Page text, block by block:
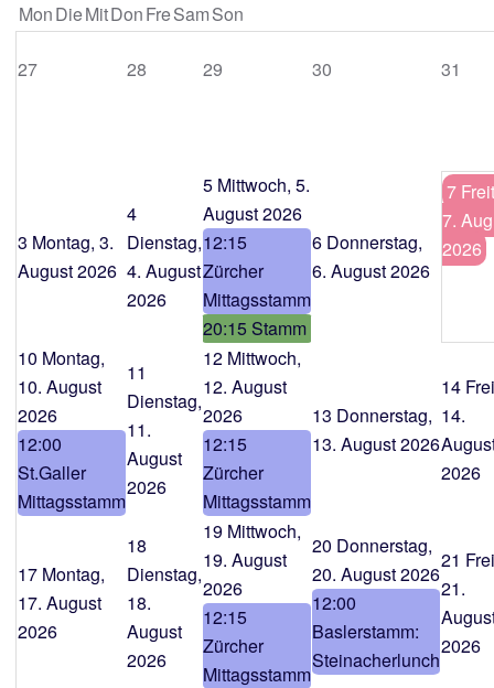
MonDieMitDonFreSamSon
27 28 29 30 31
3 Montag, 3.
August 2026
4
Dienstag,
4. August
2026
5 Mittwoch, 5.
August 2026
12:15
Zürcher
Mittagsstamm
20:15 Stamm
6 Donnerstag,
6. August 2026
7
7.
2026
10 Montag,
10. August
2026
12:00
St.Galler
Mittagsstamm
11
Dienstag,
11.
August
2026
12 Mittwoch,
12. August
2026
12:15
Zürcher
Mittagsstamm
13 Donnerstag,
13. August 2026
14
14.
2026
17 Montag,
17. August
2026
18
Dienstag,
18.
August
2026
19 Mittwoch,
19. August
2026
12:15
Zürcher
Mittagsstamm
20 Donnerstag,
20. August 2026
12:00
Baslerstamm:
Steinacherlunch
21
21.
2026